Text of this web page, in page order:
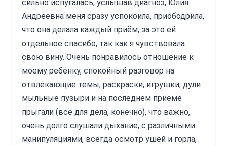
сильно испугалась, услышав диагноз, Юлия
Андреевна меня сразу успокоила, приободрила,
что она делала каждый приём, за это ей
отдельное спасибо, так как я чувствовала
свою вину. Очень понравилось отношение к
моему ребёнку, спокойный разговор на
отвлекающие темы, раскраски, игрушки, дули
мыльные пузыри и на последнем приёме
прыгали (всё для дела, конечно), что важно,
очень долго слушали дыхание, с различными
манипуляциями, всегда осмотр ушей и горла,